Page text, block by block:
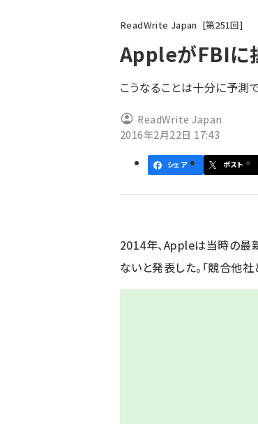
ン
く
ず
ReadWrite Japan 第251回
AppleがFBIに
こうなることは十分に予測で
ReadWrite Japan
2016年2月22日 17:43
シェア ポスト
2014年、Appleは当時の最
ないと発表した。「競合他